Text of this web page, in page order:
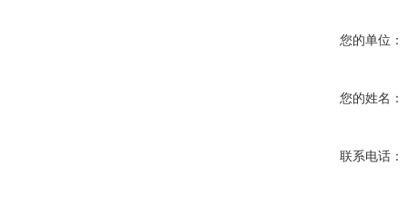
您的单位：
您的姓名：
联系电话：